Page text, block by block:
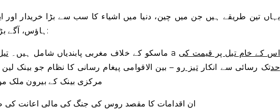
یہاں تین طریقے ہیں جن میں چین، دنیا میں اشیاء کا سب سے بڑا خریدار اور
ہاؤس، آگے :
ماسکو کے خلاف مغربی پابندیاں شامل ہیں۔ اور a اس کے خام تیل پر قیمت کی
حدتک رسائی سے انکار تیز رو – بین الاقوامی پیغام رسانی کا نظام جو بینک لین
مرکزی بینک کے بیرون ملک
ان اقدامات کا مقصد روس کی جنگ کی مالی اعانت کی